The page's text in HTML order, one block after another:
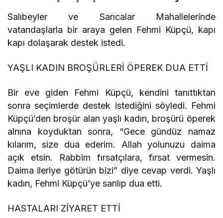
Salıbeyler ve Sarıcalar Mahallelerinde
vatandaşlarla bir araya gelen Fehmi Küpçü, kapı
kapı dolaşarak destek istedi.
YAŞLI KADIN BROŞÜRLERİ ÖPEREK DUA ETTİ
Bir eve giden Fehmi Küpçü, kendini tanıttıktan
sonra seçimlerde destek istediğini söyledi. Fehmi
Küpçü’den broşür alan yaşlı kadın, broşürü öperek
alnına koyduktan sonra, “Gece gündüz namaz
kılarım, size dua ederim. Allah yolunuzu daima
açık etsin. Rabbim fırsatçılara, fırsat vermesin.
Daima ileriye götürün bizi” diye cevap verdi. Yaşlı
kadın, Fehmi Küpçü’ye sarılıp dua etti.
HASTALARI ZİYARET ETTİ